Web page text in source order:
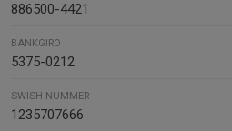
886500-4421
BANKGIRO
5375-0212
SWISH-NUMMER
1235707666